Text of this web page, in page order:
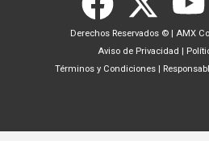
Derechos Reservados © | AMX
Aviso de Privacidad |
Términos y Condiciones |